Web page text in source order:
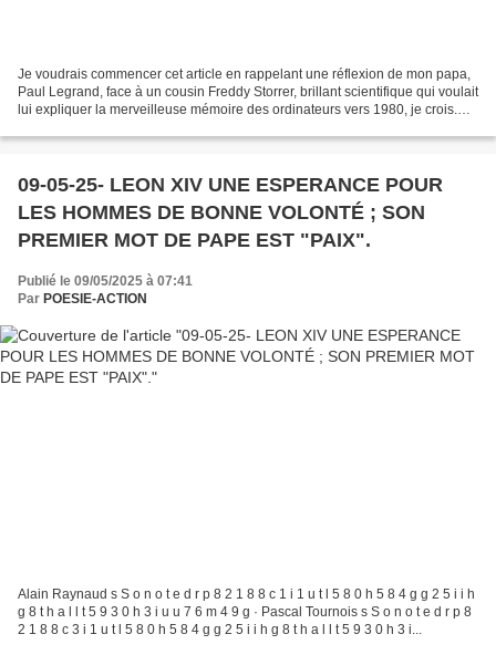
Je voudrais commencer cet article en rappelant une réflexion de mon papa,
Paul Legrand, face à un cousin Freddy Storrer, brillant scientifique qui voulait
lui expliquer la merveilleuse mémoire des ordinateurs vers 1980, je crois.
09-05-25- LEON XIV UNE ESPERANCE POUR
LES HOMMES DE BONNE VOLONTÉ ; SON
PREMIER MOT DE PAPE EST "PAIX".
Publié le 09/05/2025 à 07:41
Par POESIE-ACTION
Alain Raynaud s S o n o t e d r p 8 2 1 8 8 c 1 i 1 u t l 5 8 0 h 5 8 4 g g 2 5 i i h
g 8 t h a l l t 5 9 3 0 h 3 i u u 7 6 m 4 9 g · Pascal Tournois s S o n o t e d r p 8
2 1 8 8 c 3 i 1 u t l 5 8 0 h 5 8 4 g g 2 5 i i h g 8 t h a l l t 5 9 3 0 h 3 i...